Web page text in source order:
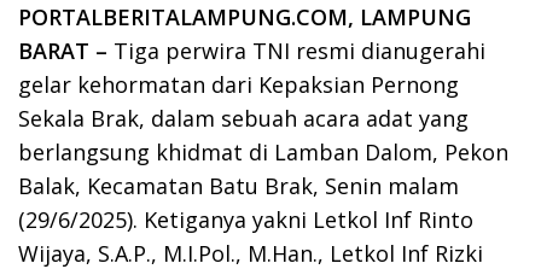
PORTALBERITALAMPUNG.COM, LAMPUNG
BARAT – Tiga perwira TNI resmi dianugerahi
gelar kehormatan dari Kepaksian Pernong
Sekala Brak, dalam sebuah acara adat yang
berlangsung khidmat di Lamban Dalom, Pekon
Balak, Kecamatan Batu Brak, Senin malam
(29/6/2025). Ketiganya yakni Letkol Inf Rinto
Wijaya, S.A.P., M.I.Pol., M.Han., Letkol Inf Rizki